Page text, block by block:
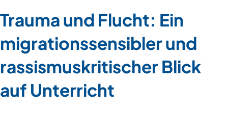
Trauma und Flucht: Ein
migrationssensibler und
rassismuskritischer Blick
auf Unterricht